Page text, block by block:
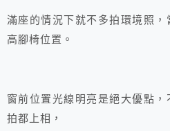
滿座的情況下就不多拍環境照
高腳椅位置。
窗前位置光線明亮是絕大優點
拍都上相，